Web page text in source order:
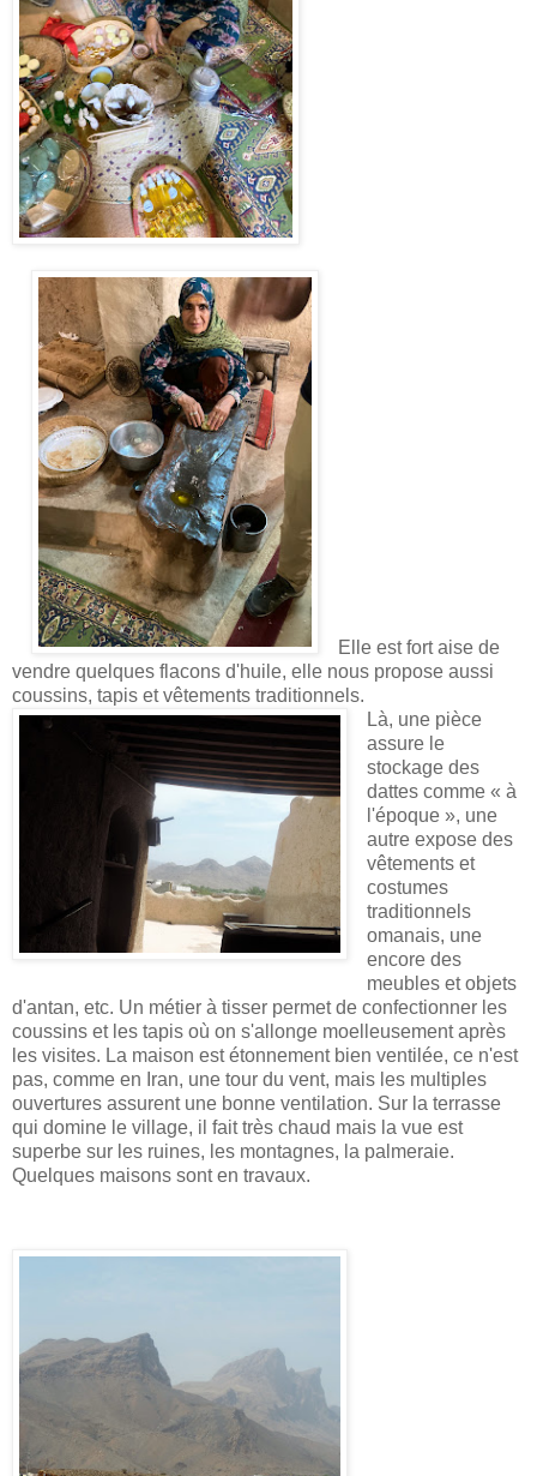
Elle est fort aise de
vendre quelques flacons d'huile, elle nous propose aussi
coussins, tapis et vêtements traditionnels.
Là, une pièce
assure le
stockage des
dattes comme « à
l'époque », une
autre expose des
vêtements et
costumes
traditionnels
omanais, une
encore des
meubles et objets
d'antan, etc. Un métier à tisser permet de confectionner les
coussins et les tapis où on s'allonge moelleusement après
les visites. La maison est étonnement bien ventilée, ce n'est
pas, comme en Iran, une tour du vent, mais les multiples
ouvertures assurent une bonne ventilation. Sur la terrasse
qui domine le village, il fait très chaud mais la vue est
superbe sur les ruines, les montagnes, la palmeraie.
Quelques maisons sont en travaux.